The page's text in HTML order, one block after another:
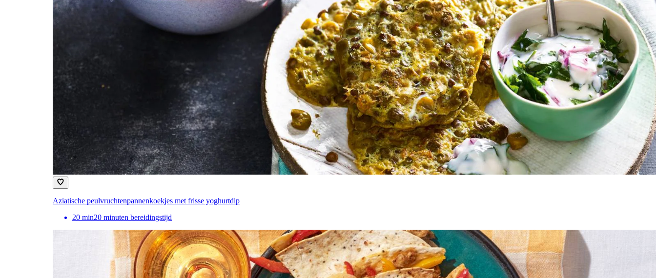
Aziatische peulvruchtenpannenkoekjes met frisse yoghurtdip
20 min20 minuten bereidingstijd